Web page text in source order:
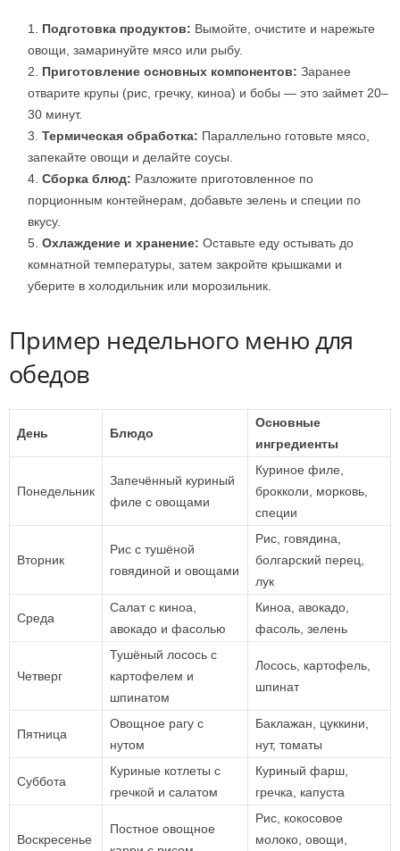
Подготовка продуктов: Вымойте, очистите и нарежьте
овощи, замаринуйте мясо или рыбу.
Приготовление основных компонентов: Заранее
отварите крупы (рис, гречку, киноа) и бобы — это займет 20–
30 минут.
Термическая обработка: Параллельно готовьте мясо,
запекайте овощи и делайте соусы.
Сборка блюд: Разложите приготовленное по
порционным контейнерам, добавьте зелень и специи по
вкусу.
Охлаждение и хранение: Оставьте еду остывать до
комнатной температуры, затем закройте крышками и
уберите в холодильник или морозильник.
Пример недельного меню для
обедов
День Блюдо
Основные
ингредиенты
Понедельник
Запечённый куриный
филе с овощами
Куриное филе,
брокколи, морковь,
специи
Вторник
Рис с тушёной
говядиной и овощами
Рис, говядина,
болгарский перец,
лук
Среда
Салат с киноа,
авокадо и фасолью
Киноа, авокадо,
фасоль, зелень
Четверг
Тушёный лосось с
картофелем и
шпинатом
Лосось, картофель,
шпинат
Пятница
Овощное рагу с
нутом
Баклажан, цуккини,
нут, томаты
Суббота
Куриные котлеты с
гречкой и салатом
Куриный фарш,
гречка, капуста
Воскресенье
Постное овощное
Рис, кокосовое
молоко, овощи,